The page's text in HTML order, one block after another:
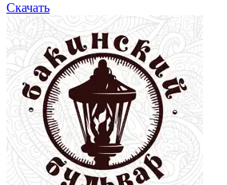
Скачать